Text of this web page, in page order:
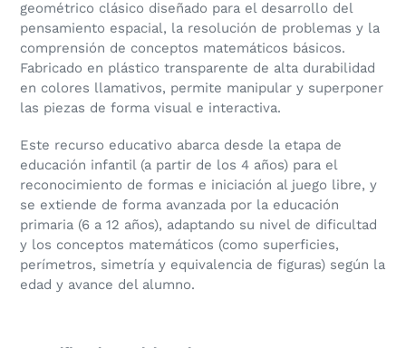
geométrico clásico diseñado para el desarrollo del
pensamiento espacial, la resolución de problemas y la
comprensión de conceptos matemáticos básicos.
Fabricado en plástico transparente de alta durabilidad
en colores llamativos, permite manipular y superponer
las piezas de forma visual e interactiva.
Este recurso educativo abarca desde la etapa de
educación infantil (a partir de los 4 años) para el
reconocimiento de formas e iniciación al juego libre, y
se extiende de forma avanzada por la educación
primaria (6 a 12 años), adaptando su nivel de dificultad
y los conceptos matemáticos (como superficies,
perímetros, simetría y equivalencia de figuras) según la
edad y avance del alumno.